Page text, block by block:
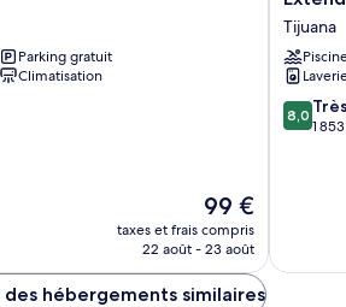
Parking gratuit
Climatisation
Le
nouveau
prix
de
99 €
taxes et frais compris
22 août - 23 août
Suites
Tijuana
Tijuana
Tijuana
8.0
sur
8,0
1
des hébergements similaires